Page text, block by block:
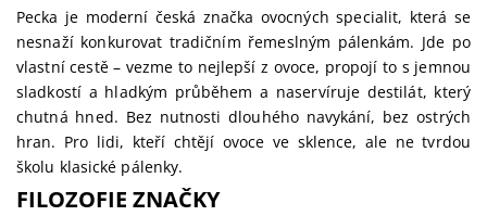
Pecka je moderní česká značka ovocných specialit, která se
nesnaží konkurovat tradičním řemeslným pálenkám. Jde po
vlastní cestě – vezme to nejlepší z ovoce, propojí to s jemnou
sladkostí a hladkým průběhem a naservíruje destilát, který
chutná hned. Bez nutnosti dlouhého navykání, bez ostrých
hran. Pro lidi, kteří chtějí ovoce ve sklence, ale ne tvrdou
školu klasické pálenky.
FILOZOFIE ZNAČKY